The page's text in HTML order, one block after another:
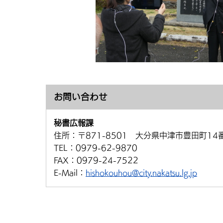
お問い合わせ
秘書広報課
住所： 〒871-8501 大分県中津市豊田町14
TEL： 0979-62-9870
FAX： 0979-24-7522
E-Mail： hishokouhou@city.nakatsu.lg.jp